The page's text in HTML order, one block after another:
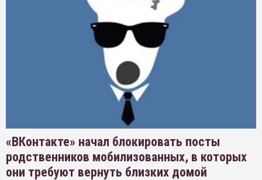
«ВКонтакте» начал блокировать посты
родственников мобилизованных, в которых
они требуют вернуть близких домой